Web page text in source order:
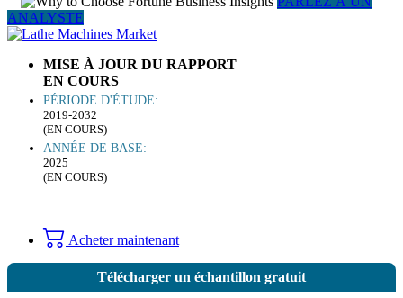
ANALYSTE
MISE À JOUR DU RAPPORT
EN COURS
PÉRIODE D'ÉTUDE:
2019-2032
(EN COURS)
ANNÉE DE BASE:
2025
(EN COURS)
Acheter maintenant
Télécharger un échantillon gratuit